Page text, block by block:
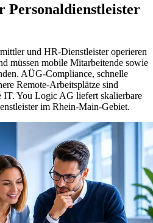
Personaldienstleister
und HR-Dienstleister operieren
müssen mobile Mitarbeitende sowie
AÜG-Compliance, schnelle
Remote-Arbeitsplätze sind
IT. You Logic AG liefert skalierbare
im Rhein-Main-Gebiet.